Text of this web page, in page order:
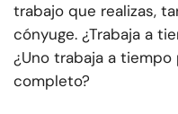
trabajo que realizas,
cónyuge. ¿Trabaja a
¿Uno trabaja a
completo?